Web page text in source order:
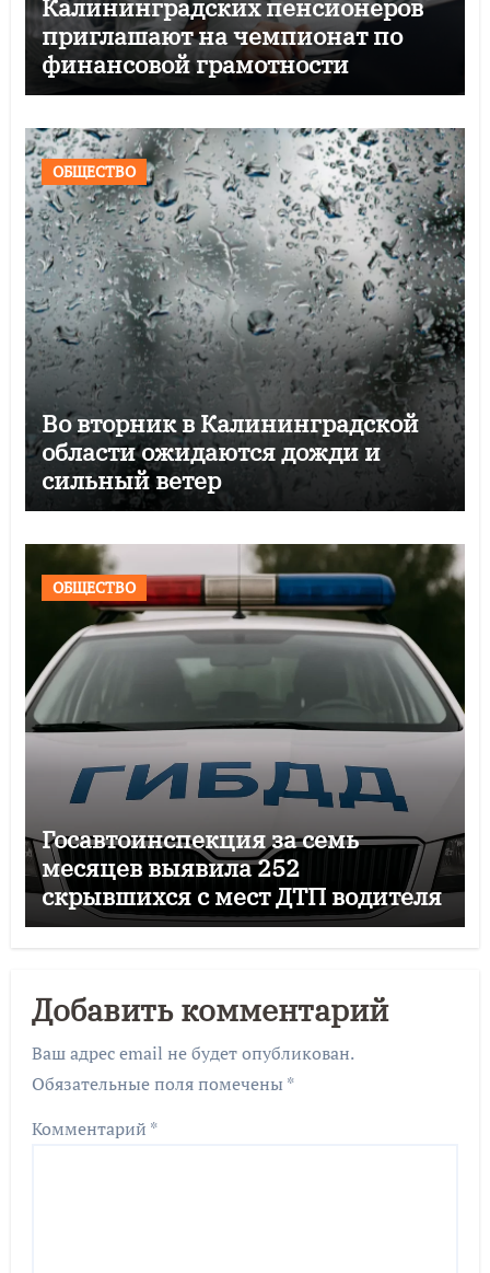
Калининградских пенсионеров
приглашают на чемпионат по
финансовой грамотности
ОБЩЕСТВО
Во вторник в Калининградской
области ожидаются дожди и
сильный ветер
ОБЩЕСТВО
Госавтоинспекция за семь
месяцев выявила 252
скрывшихся с мест ДТП водителя
Добавить комментарий
Ваш адрес email не будет опубликован.
Обязательные поля помечены *
Комментарий *